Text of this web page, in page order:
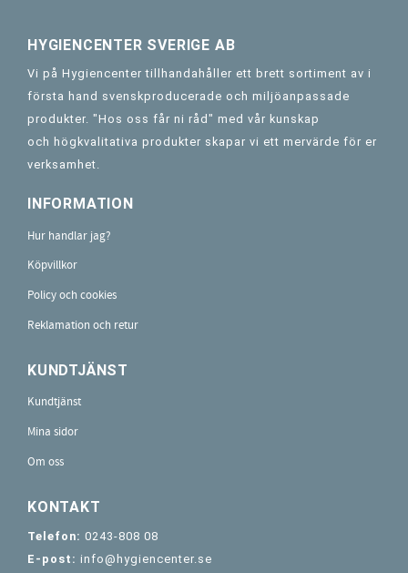
HYGIENCENTER SVERIGE AB
Vi på Hygiencenter tillhandahåller ett brett sortiment av i
första hand svenskproducerade och miljöanpassade
produkter. "Hos oss får ni råd" med vår kunskap
och högkvalitativa produkter skapar vi ett mervärde för er
verksamhet.
INFORMATION
Hur handlar jag?
Köpvillkor
Policy och cookies
Reklamation och retur
KUNDTJÄNST
Kundtjänst
Mina sidor
Om oss
KONTAKT
Telefon: 0243-808 08
E-post: info@hygiencenter.se